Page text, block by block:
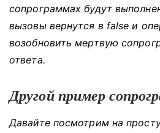
сопрограммах будут
вызовы вернутся в false и
возобновить мертвую
ответа.
Другой пример
Давайте посмотрим на